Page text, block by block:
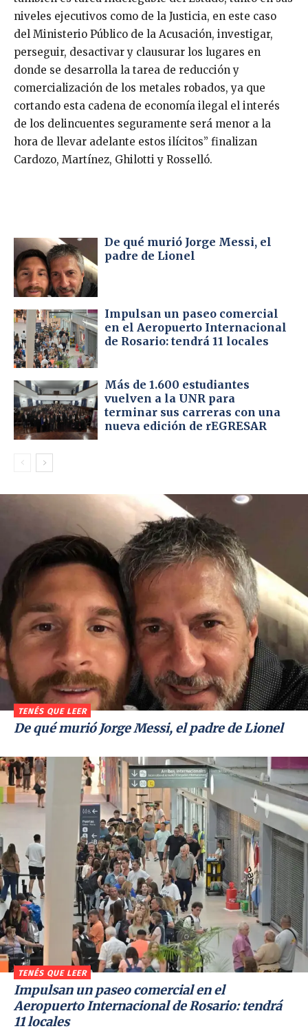
niveles ejecutivos como de la Justicia, en este caso
del Ministerio Público de la Acusación, investigar,
perseguir, desactivar y clausurar los lugares en
donde se desarrolla la tarea de reducción y
comercialización de los metales robados, ya que
cortando esta cadena de economía ilegal el interés
de los delincuentes seguramente será menor a la
hora de llevar adelante estos ilícitos” finalizan
Cardozo, Martínez, Ghilotti y Rosselló.
De qué murió Jorge Messi, el
padre de Lionel
Impulsan un paseo comercial
en el Aeropuerto Internacional
de Rosario: tendrá 11 locales
Más de 1.600 estudiantes
vuelven a la UNR para
terminar sus carreras con una
nueva edición de rEGRESAR
TENÉS QUE LEER
De qué murió Jorge Messi, el padre de Lionel
TENÉS QUE LEER
Impulsan un paseo comercial en el
Aeropuerto Internacional de Rosario: tendrá
11 locales